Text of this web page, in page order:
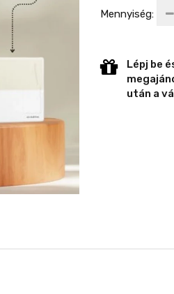
Mennyiség:
Lépj be
után a